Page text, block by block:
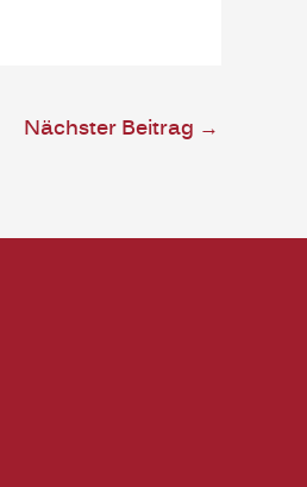
Nächster Beitrag →